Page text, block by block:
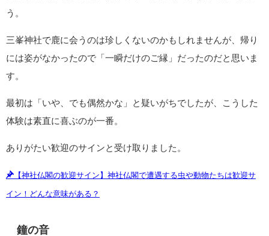
う。
三峯神社で鹿に会うのは珍しくないのかもしれませんが、帰り
には姿がなかったので「一瞬だけのご縁」だったのだと思いま
す。
最初は「いや、でも偶然かな」と疑いがちでしたが、こうした
体験は素直に喜ぶのが一番。
ありがたい歓迎のサインと受け取りました。
【神社仏閣の歓迎サイン】神社仏閣で遭遇する虫や動物たちは歓迎サ
イン！どんな意味がある？
鐘の音